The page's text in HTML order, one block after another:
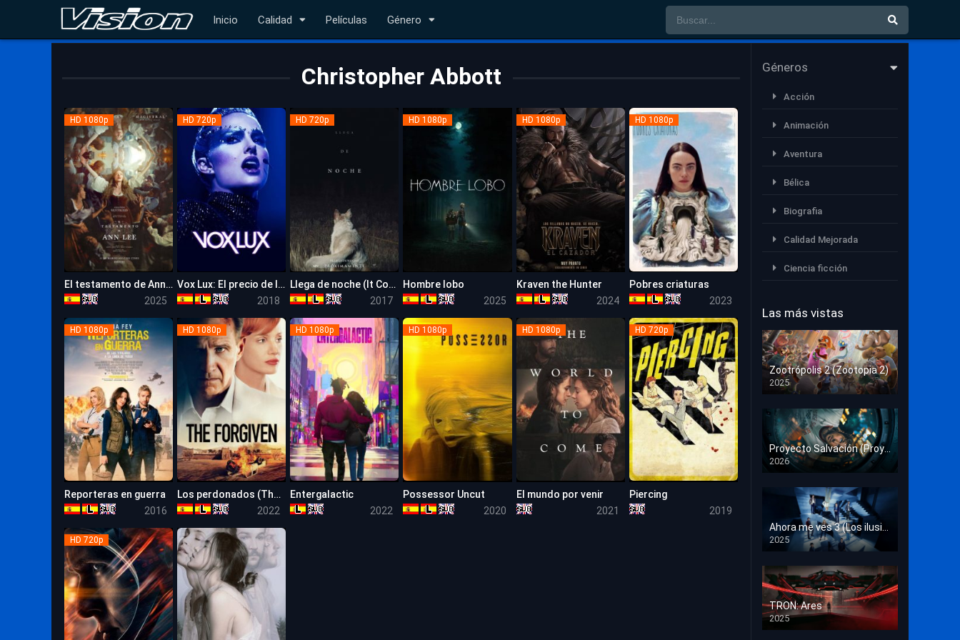
Inicio Calidad Películas Género
Christopher Abbott
HD 1080p
El testamento de Ann Lee
2025
HD 720p
Vox Lux: El precio de la fama
2018
HD 720p
Llega de noche (It Comes at Night)
2017
HD 1080p
Hombre lobo
2025
HD 1080p
Kraven the Hunter
2024
HD 1080p
Pobres criaturas
2023
HD 1080p
Reporteras en guerra
2016
HD 1080p
Los perdonados (The Forgiven)
2022
HD 1080p
Entergalactic
2022
HD 1080p
Possessor Uncut
2020
HD 1080p
El mundo por venir
2021
HD 720p
Piercing
2019
HD 720p
Géneros
Acción
Animación
Aventura
Bélica
Biografia
Calidad Mejorada
Ciencia ficción
Deporte
Documental
Drama
Estrénos en Cine
Familia
Familiar
Fantasía
Guerra
Historia
Misterio
Las más vistas
Zootrópolis 2 (Zootopia 2)
2025
HD 1080p
2026
HD 1080p
2025
HD 1080p
TRON: Ares
2025
HD 1080p